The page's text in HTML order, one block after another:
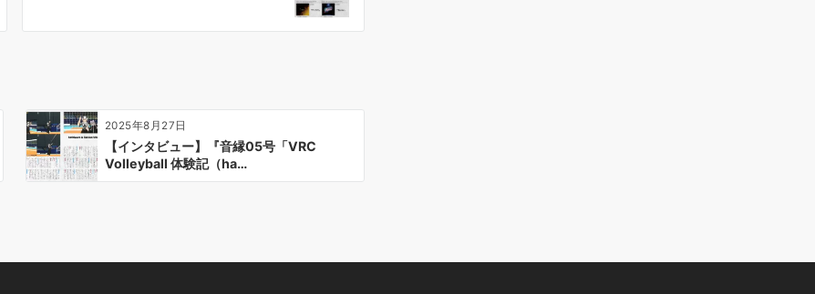
2025年8月27日
【インタビュー】『音縁05号「VRC
Volleyball 体験記（ha…